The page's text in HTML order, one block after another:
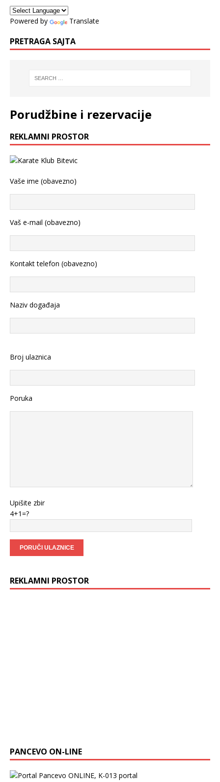
Powered by Translate
PRETRAGA SAJTA
Porudžbine i rezervacije
REKLAMNI PROSTOR
Vaše ime (obavezno)
Vaš e-mail (obavezno)
Kontakt telefon (obavezno)
Naziv događaja
Broj ulaznica
Poruka
Upišite zbir
4+1=?
REKLAMNI PROSTOR
PANCEVO ON-LINE